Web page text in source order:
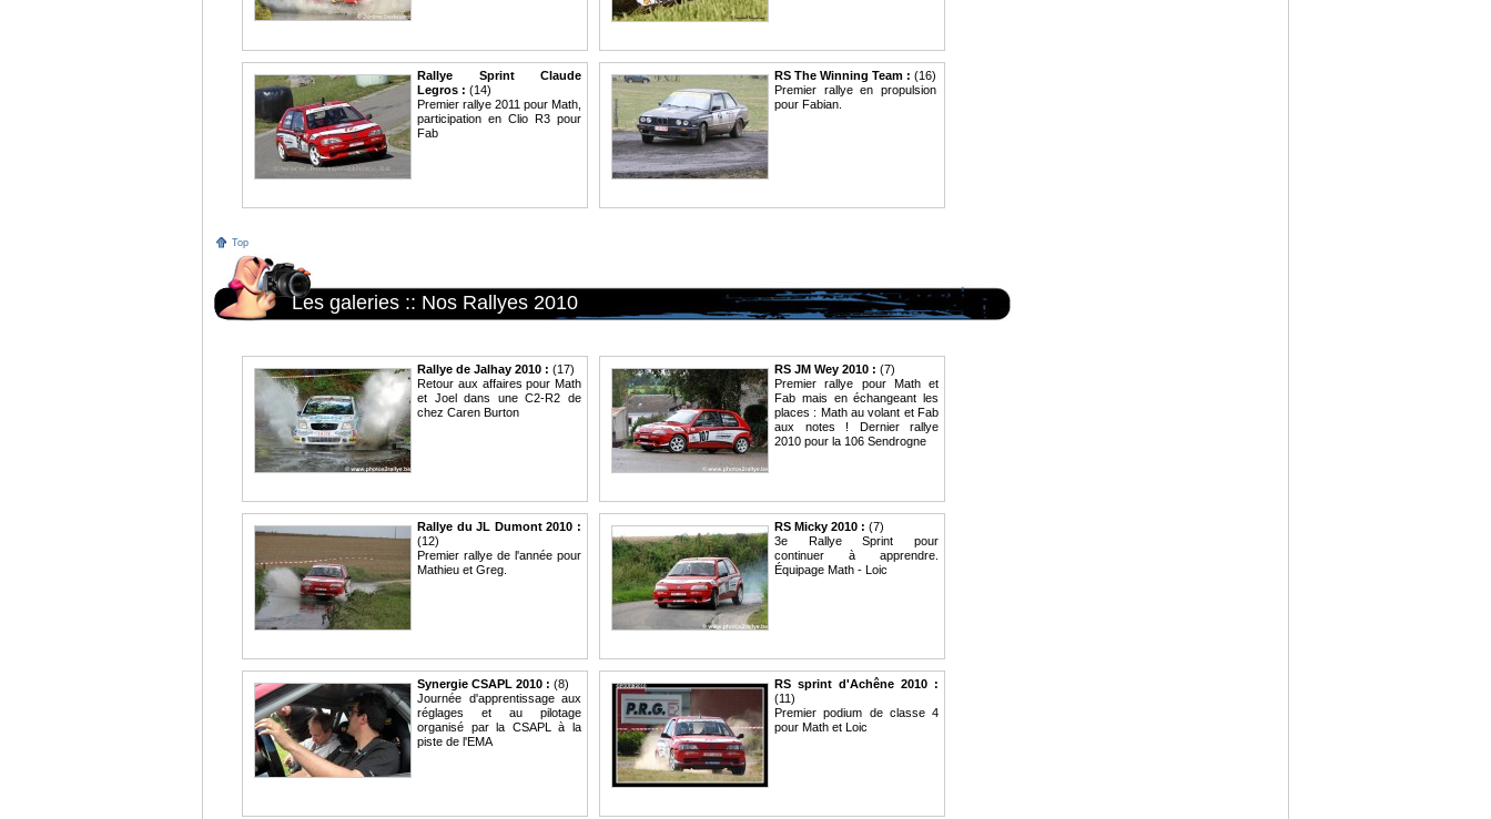
Rallye Sprint Claude
Legros : (14)
Premier rallye 2011 pour Math,
participation en Clio R3 pour
Fab
RS The Winning Team : (16)
Premier rallye en propulsion
pour Fabian.
Top
Les galeries :: Nos Rallyes 2010
Rallye de Jalhay 2010 : (17)
Retour aux affaires pour Math
et Joel dans une C2-R2 de
chez Caren Burton
RS JM Wey 2010 : (7)
Premier rallye pour Math et
Fab mais en échangeant les
places : Math au volant et Fab
aux notes ! Dernier rallye
2010 pour la 106 Sendrogne
Rallye du JL Dumont 2010 :
(12)
Premier rallye de l'année pour
Mathieu et Greg.
RS Micky 2010 : (7)
3e Rallye Sprint pour
continuer à apprendre.
Équipage Math - Loic
Synergie CSAPL 2010 : (8)
Journée d'apprentissage aux
réglages et au pilotage
organisé par la CSAPL à la
piste de l'EMA
RS sprint d'Achêne 2010 :
(11)
Premier podium de classe 4
pour Math et Loic